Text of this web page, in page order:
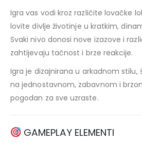
Igra vas vodi kroz različite lovačke
lovite divlje životinje u kratkim,
Svaki nivo donosi nove izazove i
zahtijevaju tačnost i brze reakcije.
Igra je dizajnirana u arkadnom stilu,
na jednostavnom, zabavnom i
pogodan za sve uzraste.
GAMEPLAY ELEMENTI